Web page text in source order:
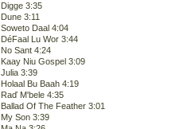
Digge 3:35
Dune 3:11
Soweto Daal 4:04
DéFaal Lu Wor 3:44
No Sant 4:24
Kaay Niu Gospel 3:09
Julia 3:39
Holaal Bu Baah 4:19
Raď M'bele 4:35
Ballad Of The Feather 3:01
My Son 3:39